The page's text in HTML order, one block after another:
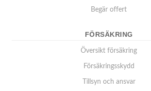
Begär offert
FÖRSÄKRING
Översikt försäkring
Försäkringsskydd
Tillsyn och ansvar